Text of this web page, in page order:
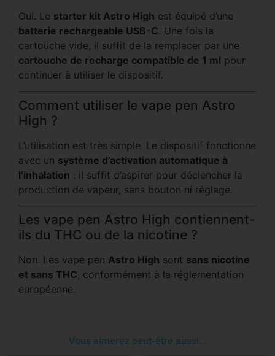
Oui. Le starter kit Astro High est équipé d’une
batterie rechargeable USB-C. Une fois la
cartouche vide, il suffit de la remplacer par une
cartouche de recharge compatible de 1 ml pour
continuer à utiliser le dispositif.
Comment utiliser le vape pen Astro
High ?
L’utilisation est très simple. Le dispositif fonctionne
avec un système d’activation automatique à
l’inhalation : il suffit d’aspirer pour déclencher la
production de vapeur, sans bouton ni réglage.
Les vape pen Astro High contiennent-
ils du THC ou de la nicotine ?
Non. Les vape pen Astro High sont sans nicotine
et sans THC, conformément à la réglementation
européenne.
Vous aimerez peut-être aussi…